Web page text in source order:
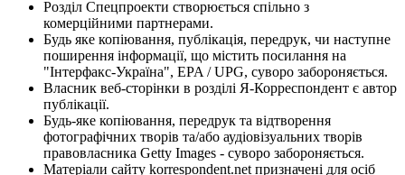
Розділ Спецпроекти створюється спільно з
комерційними партнерами.
Будь яке копіювання, публікація, передрук, чи наступне
поширення інформації, що містить посилання на
"Інтерфакс-Україна", EPA / UPG, суворо забороняється.
Власник веб-сторінки в розділі Я-Корреспондент є автор
публікації.
Будь-яке копіювання, передрук та відтворення
фотографічних творів та/або аудіовізуальних творів
правовласника Getty Images - суворо забороняється.
Матеріали сайту korrespondent.net призначені для осіб